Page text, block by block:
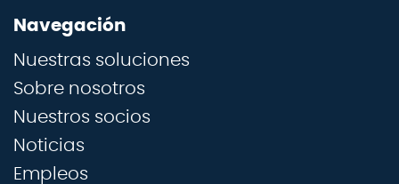
Navegación
Nuestras soluciones
Sobre nosotros
Nuestros socios
Noticias
Empleos